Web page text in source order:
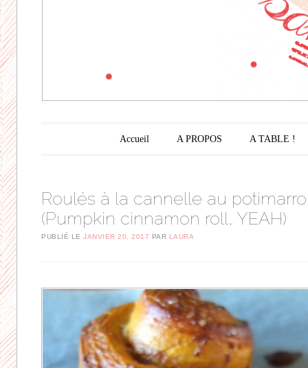
Menu principal
Aller au contenu principal
Accueil A PROPOS A TABLE !
Roulés à la cannelle au
(Pumpkin cinnamon roll, YEAH)
PUBLIÉ LEJANVIER 20, 2017 PAR LAURA